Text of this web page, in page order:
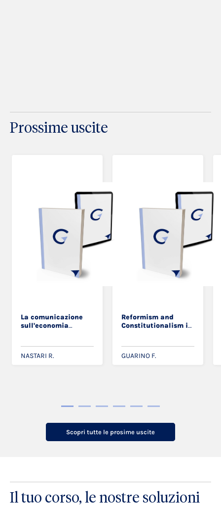
Prossime uscite
La comunicazione
sull'economia
NASTARI R.
Reformism and
Constitutionalism in
GUARINO F.
Scopri tutte le prosime uscite
Il tuo corso, le nostre soluzioni